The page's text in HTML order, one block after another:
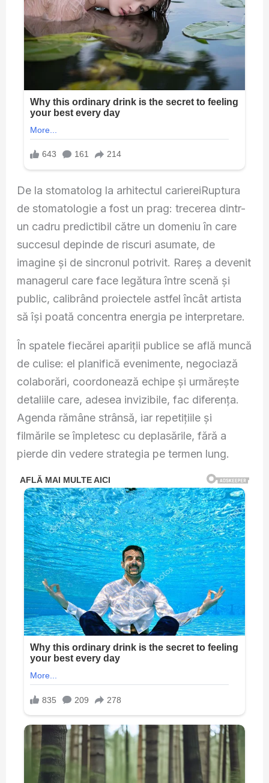
De la stomatolog la arhitectul cariereiRuptura
de stomatologie a fost un prag: trecerea dintr-
un cadru predictibil către un domeniu în care
succesul depinde de riscuri asumate, de
imagine și de sincronul potrivit. Rareș a devenit
managerul care face legătura între scenă și
public, calibrând proiectele astfel încât artista
să își poată concentra energia pe interpretare.
În spatele fiecărei apariții publice se află muncă
de culise: el planifică evenimente, negociază
colaborări, coordonează echipe și urmărește
detaliile care, adesea invizibile, fac diferența.
Agenda rămâne strânsă, iar repetițiile și
filmările se împletesc cu deplasările, fără a
pierde din vedere strategia pe termen lung.